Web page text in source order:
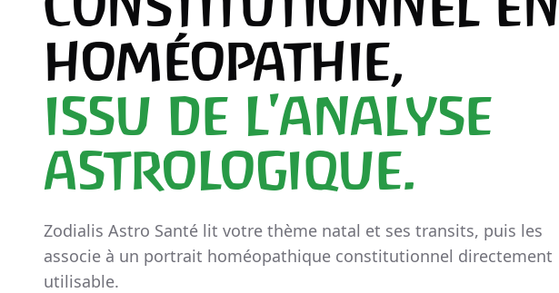
homéopathie,
issu de l'analyse
astrologique.
Zodialis Astro Santé lit votre thème natal et ses transits, puis les
associe à un portrait homéopathique constitutionnel directement
utilisable.